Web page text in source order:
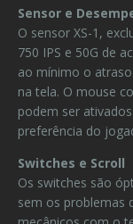
Sensor e
O sensor XS-1,
750 IPS e 50G de
ao mínimo o
na tela. O mouse
podem ser
preferência do
Switches e Scroll
Os switches são
sem os problemas